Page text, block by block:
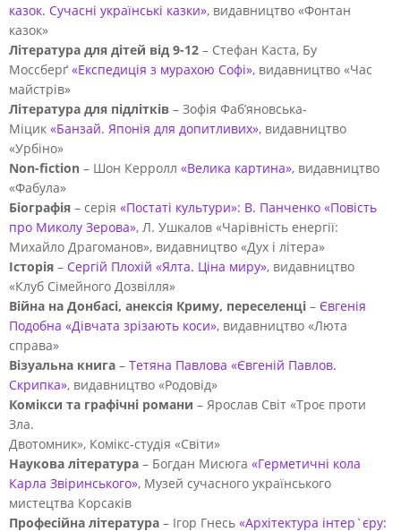
казок. Сучасні українські казки», видавництво «Фонтан
казок»
Література для дітей від 9-12 – Стефан Каста, Бу
Моссберґ «Експедиція з мурахою Софі», видавництво «Час
майстрів»
Література для підлітків – Зофія Фаб’яновська-
Міцик «Банзай. Японія для допитливих», видавництво
«Урбіно»
Non-fiction – Шон Керролл «Велика картина», видавництво
«Фабула»
Біографія – серія «Постаті культури»: В. Панченко «Повість
про Миколу Зерова», Л. Ушкалов «Чарівність енергії:
Михайло Драгоманов», видавництво «Дух і літера»
Історія – Сергій Плохій «Ялта. Ціна миру», видавництво
«Клуб Сімейного Дозвілля»
Війна на Донбасі, анексія Криму, переселенці – Євгенія
Подобна «Дівчата зрізають коси», видавництво «Люта
справа»
Візуальна книга – Тетяна Павлова «Євгеній Павлов.
Скрипка», видавництво «Родовід»
Комікси та графічні романи – Ярослав Світ «Троє проти
Зла.
Двотомник», Комікс-студія «Світи»
Наукова література – Богдан Мисюга «Герметичні кола
Карла Звіринського», Музей сучасного українського
мистецтва Корсаків
Професійна література – Ігор Гнесь «Архітектура інтер`єру: